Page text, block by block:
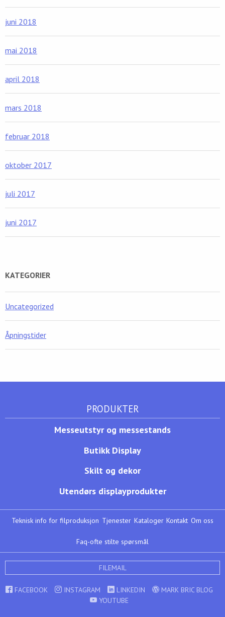
juni 2018
mai 2018
april 2018
mars 2018
februar 2018
oktober 2017
juli 2017
juni 2017
KATEGORIER
Uncategorized
Åpningstider
PRODUKTER
Messeutstyr og messestands
Butikk Display
Skilt og dekor
Utendørs displayprodukter
Teknisk info for filproduksjon Tjenester Kataloger Kontakt Om oss
Faq-ofte stilte spørsmål
FILEMAIL
FACEBOOK INSTAGRAM LINKEDIN
MARK BRIC BLOG
YOUTUBE